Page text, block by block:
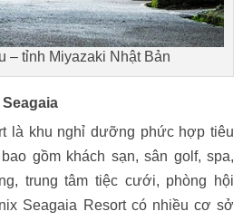
– tỉnh Miyazaki Nhật Bản
là khu nghỉ dưỡng phức hợp tiêu
gồm khách sạn, sân golf, spa,
trung tâm tiệc cưới, phòng hội
Seagaia Resort có nhiều cơ sở